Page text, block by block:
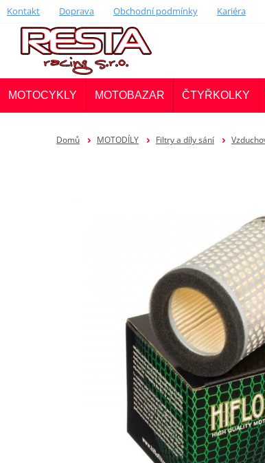
Kontakt Doprava Obchodní podmínky Kariéra
MOTOCYKLY MOTOBAZAR ČTYŘKOLKY
Domů MOTODÍLY Filtry a díly sání